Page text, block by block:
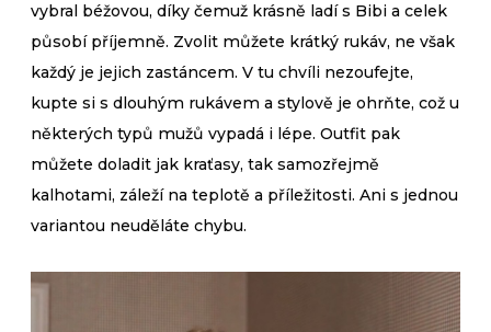
vybral béžovou, díky čemuž krásně ladí s Bibi a celek
působí příjemně. Zvolit můžete krátký rukáv, ne však
každý je jejich zastáncem. V tu chvíli nezoufejte,
kupte si s dlouhým rukávem a stylově je ohrňte, což u
některých typů mužů vypadá i lépe. Outfit pak
můžete doladit jak kraťasy, tak samozřejmě
kalhotami, záleží na teplotě a příležitosti. Ani s jednou
variantou neuděláte chybu.